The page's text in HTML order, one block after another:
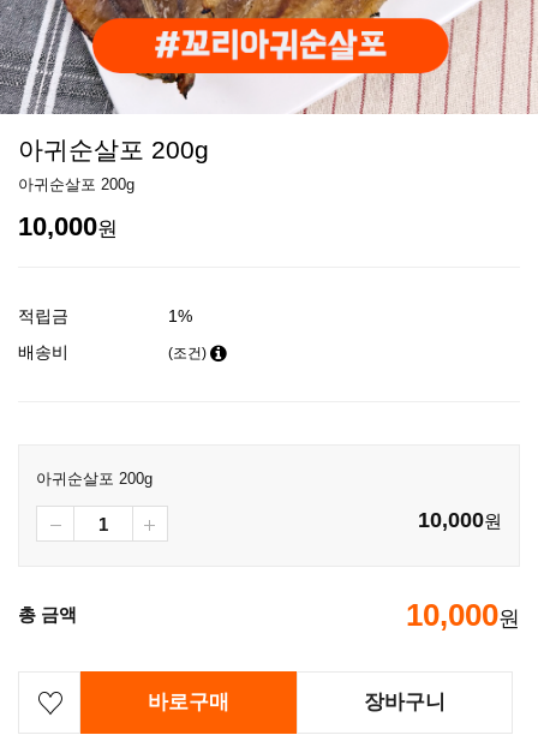
아귀순살포 200g
아귀순살포 200g
10,000원
적립금
1%
배송비
(조건)
아귀순살포 200g
10,000원
총 금액 10,000원
바로구매 장바구니